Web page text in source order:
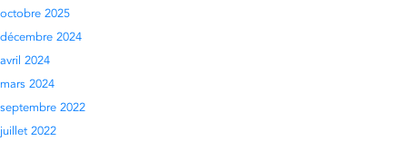
octobre 2025
décembre 2024
avril 2024
mars 2024
septembre 2022
juillet 2022